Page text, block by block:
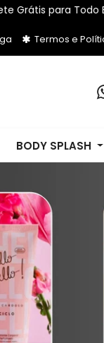
para Todo Brasil
Termos e
BODY SPLASH